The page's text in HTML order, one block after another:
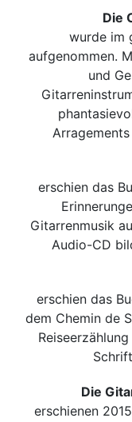
Die
wurde im
aufgenommen.
und
erschien das
Gitarrenmusik
Audio-CD
erschien das
dem Chemin de
Die
erschienen